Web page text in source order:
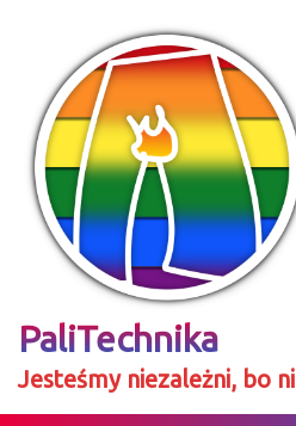
PaliTechnika
Jesteśmy niezależni, bo